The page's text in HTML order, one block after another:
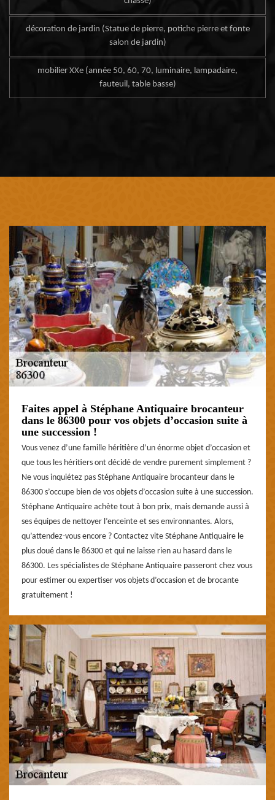
décoration de jardin (Statue de pierre, potiche pierre et fonte
salon de jardin)
mobilier XXe (année 50, 60, 70, luminaire, lampadaire,
fauteuil, table basse)
Faites appel à Stéphane Antiquaire brocanteur
dans le 86300 pour vos objets d’occasion suite à
une succession !
Vous venez d’une famille héritière d’un énorme objet d’occasion et
que tous les héritiers ont décidé de vendre purement simplement ?
Ne vous inquiétez pas Stéphane Antiquaire brocanteur dans le
86300 s’occupe bien de vos objets d’occasion suite à une succession.
Stéphane Antiquaire achète tout à bon prix, mais demande aussi à
ses équipes de nettoyer l’enceinte et ses environnantes. Alors,
qu’attendez-vous encore ? Contactez vite Stéphane Antiquaire le
plus doué dans le 86300 et qui ne laisse rien au hasard dans le
86300. Les spécialistes de Stéphane Antiquaire passeront chez vous
pour estimer ou expertiser vos objets d’occasion et de brocante
gratuitement !